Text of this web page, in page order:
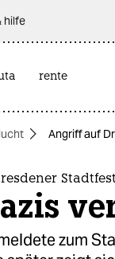
hilfe
rente
Angriff auf
Stadtfest
zum